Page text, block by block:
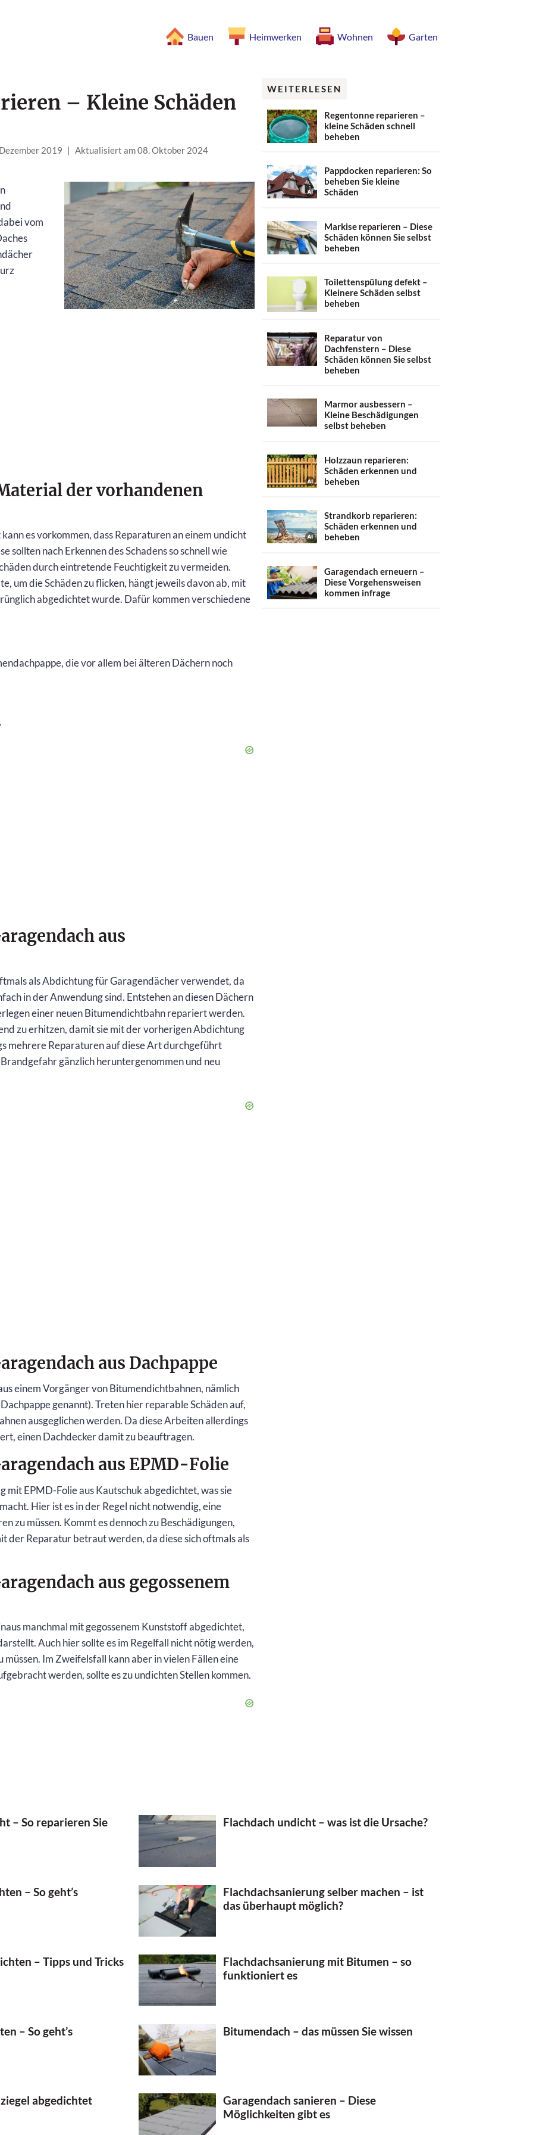
Bauen Heimwerken Wohnen Garten
– Kleine Schäden
2019 | Aktualisiert am 08. Oktober 2024
vom
der vorhandenen
es vorkommen, dass Reparaturen an einem undicht
sollten nach Erkennen des Schadens so schnell wie
durch eintretende Feuchtigkeit zu vermeiden.
um die Schäden zu flicken, hängt jeweils davon ab, mit
abgedichtet wurde. Dafür kommen verschiedene
die vor allem bei älteren Dächern noch
aus
als Abdichtung für Garagendächer verwendet, da
in der Anwendung sind. Entstehen an diesen Dächern
einer neuen Bitumendichtbahn repariert werden.
zu erhitzen, damit sie mit der vorherigen Abdichtung
mehrere Reparaturen auf diese Art durchgeführt
gänzlich heruntergenommen und neu
aus Dachpappe
einem Vorgänger von Bitumendichtbahnen, nämlich
genannt). Treten hier reparable Schäden auf,
ausgeglichen werden. Da diese Arbeiten allerdings
einen Dachdecker damit zu beauftragen.
aus EPMD-Folie
mit EPMD-Folie aus Kautschuk abgedichtet, was sie
Hier ist es in der Regel nicht notwendig, eine
zu müssen. Kommt es dennoch zu Beschädigungen,
der Reparatur betraut werden, da diese sich oftmals als
aus gegossenem
manchmal mit gegossenem Kunststoff abgedichtet,
Auch hier sollte es im Regelfall nicht nötig werden,
Im Zweifelsfall kann aber in vielen Fällen eine
werden, sollte es zu undichten Stellen kommen.
WEITERLESEN
Regentonne reparieren –
kleine Schäden schnell
beheben
Pappdocken reparieren: So
beheben Sie kleine
Schäden
Markise reparieren – Diese
Schäden können Sie selbst
beheben
Toilettenspülung defekt –
Kleinere Schäden selbst
beheben
Reparatur von
Dachfenstern – Diese
Schäden können Sie selbst
beheben
Marmor ausbessern –
Kleine Beschädigungen
selbst beheben
Holzzaun reparieren:
Schäden erkennen und
beheben
Strandkorb reparieren:
Schäden erkennen und
beheben
Garagendach erneuern –
Diese Vorgehensweisen
kommen infrage
– So reparieren Sie
Flachdach undicht – was ist die Ursache?
– So geht’s
Flachdachsanierung selber machen – ist
das überhaupt möglich?
– Tipps und Tricks
Flachdachsanierung mit Bitumen – so
funktioniert es
– So geht’s Bitumendach – das müssen Sie wissen
abgedichtet
Garagendach sanieren – Diese
Möglichkeiten gibt es